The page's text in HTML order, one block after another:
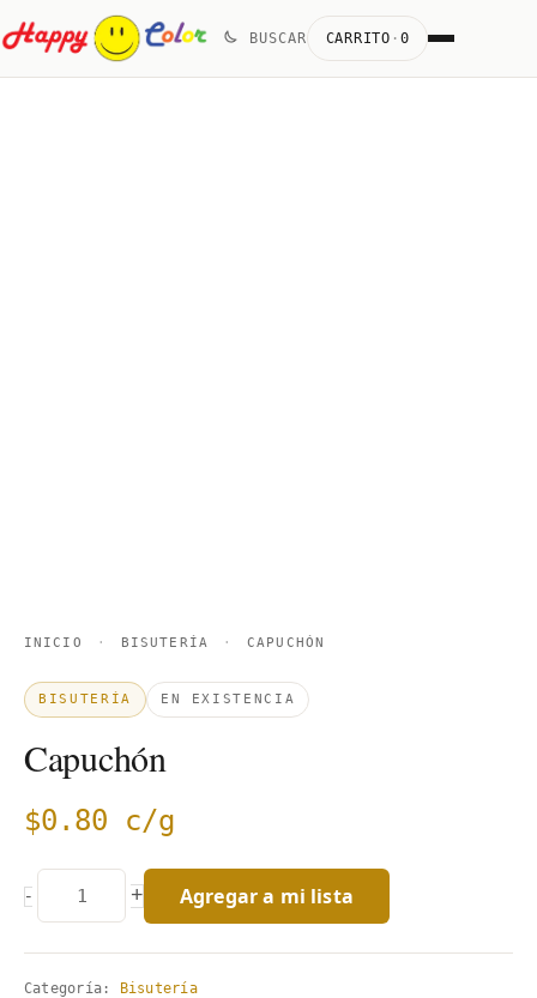
to
content
BUSCAR CARRITO · 0
INICIO · BISUTERÍA · CAPUCHÓN
BISUTERÍA EN EXISTENCIA
Capuchón
$0.80 c/g
- + Agregar a mi lista
Categoría: Bisutería